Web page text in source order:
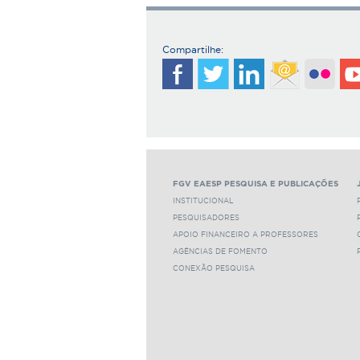
Compartilhe:
FGV EAESP PESQUISA E PUBLICAÇÕES
INSTITUCIONAL
PESQUISADORES
APOIO FINANCEIRO A PROFESSORES
AGÊNCIAS DE FOMENTO
CONEXÃO PESQUISA